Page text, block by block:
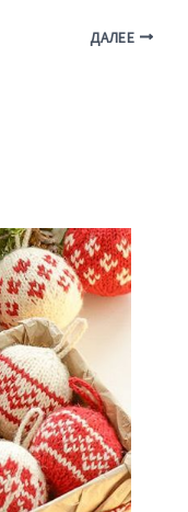
ДАЛЕЕ